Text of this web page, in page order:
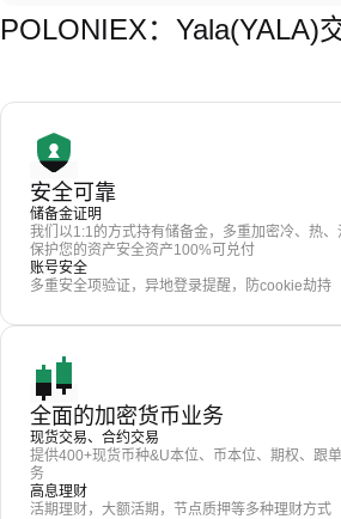
POLONIEX：Yala(YALA)
安全可靠
储备金证明
我们以1:1的方式持有储备金，多重加密冷、热
保护您的资产安全资产100%可兑付
账号安全
多重安全项验证，异地登录提醒，防cookie劫持
全面的加密货币业务
现货交易、合约交易
提供400+现货币种&U本位、币本位、期权、跟
务
高息理财
活期理财，大额活期，节点质押等多种理财方式